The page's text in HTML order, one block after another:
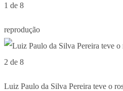
1 de 8
reprodução
2 de 8
Luiz Paulo da Silva Pereira teve o